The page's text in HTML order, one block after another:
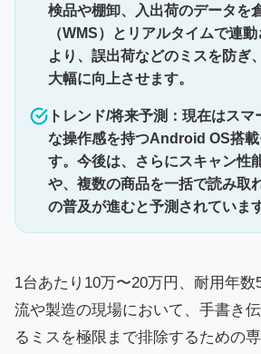
検品や棚卸、入出荷のデータを
（WMS）とリアルタイムで連
より、誤出荷などのミスを防ぎ
大幅に向上させます。
トレンド/将来予測：現在はスマ
な操作感を持つAndroid OS搭
す。今後は、さらにスキャン性
や、複数の商品を一括で読み取
の普及が進むと予測されています
1台あたり10万〜20万円、耐用年
流や製造の現場において、手書き
るミスを極限まで排除するための